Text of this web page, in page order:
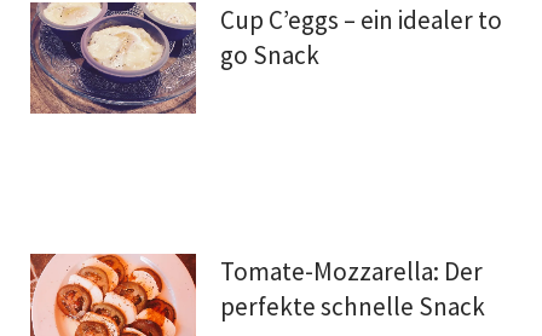
Cup C’eggs – ein idealer to
go Snack
Tomate-Mozzarella: Der
perfekte schnelle Snack